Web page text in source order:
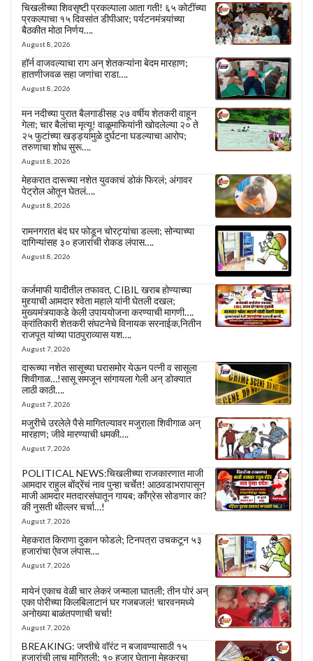
चिखलीच्या शिवसृष्टी प्रकल्पाला आता गती! ६५ कोटींच्या
प्रकल्पाचा १५ दिवसांत डीपीआर; पर्यटनमंत्र्यांच्या
बैठकीत मोठा निर्णय….
August 8, 2026
हॉर्न वाजवल्याचा राग अन् शेतकऱ्यांना बेदम मारहाण;
हातणीजवळ सहा जणांचा राडा….
August 8, 2026
मन नदीच्या पुरात बैलगाडीसह २७ वर्षीय शेतकरी वाहून
गेला; चार बैलांचा मृत्यू! वाळूमाफियांनी खोदलेल्या २० ते
२५ फुटांच्या खड्ड्यांमुळे दुर्घटना घडल्याचा आरोप;
तरुणाचा शोध सुरू….
August 8, 2026
मेहकरात दारूच्या नशेत युवकाचं डोकं फिरलं; अंगावर
पेट्रोल ओतून घेतलं….
August 8, 2026
रामनगरात बंद घर फोडून चोरट्यांचा डल्ला; सोन्याच्या
दागिन्यांसह ३० हजारांची रोकड लंपास….
August 8, 2026
कर्जमाफी यादीतील तफावत, CIBIL खराब होण्याच्या
मुद्द्याची आमदार श्वेता महाले यांनी घेतली दखल;
मुख्यमंत्र्याकडे केली उपाययोजना करण्याची मागणी….
क्रांतिकारी शेतकरी संघटनेचे विनायक सरनाईक,नितीन
राजपूत यांच्या पाठपुराव्यास यश….
August 7, 2026
दारूच्या नशेत सासूच्या घरासमोर येऊन पत्नी व सासूला
शिवीगाळ…!सासू समजून सांगायला गेली अन् डोक्यात
लाठी काठी….
August 7, 2026
मजुरीचे उरलेले पैसे मागितल्यावर मजुराला शिवीगाळ अन्
मारहाण; जीवे मारण्याची धमकी….
August 7, 2026
POLITICAL NEWS:चिखलीच्या राजकारणात माजी
आमदार राहुल बोंद्रेंचं नाव पुन्हा चर्चेत! आठवडाभरापासून
माजी आमदार मतदारसंघातून गायब; काँग्रेस सोडणार का?
की नुसती थील्लर चर्चा…!
August 7, 2026
मेहकरात किराणा दुकान फोडले; टिनपत्रा उचकटून ५३
हजारांचा ऐवज लंपास….
August 7, 2026
मायेनं एकाच वेळी चार लेकरं जन्माला घातली; तीन पोरं अन्
एका पोरीच्या किलबिलाटानं घर गजबजलं! चारवनमध्ये
अनोख्या बाळंतपणाची चर्चा!
August 7, 2026
BREAKING: जप्तीचे वॉरंट न बजावण्यासाठी १५
हजारांची लाच मागितली; १० हजार घेताना मेहकरचा